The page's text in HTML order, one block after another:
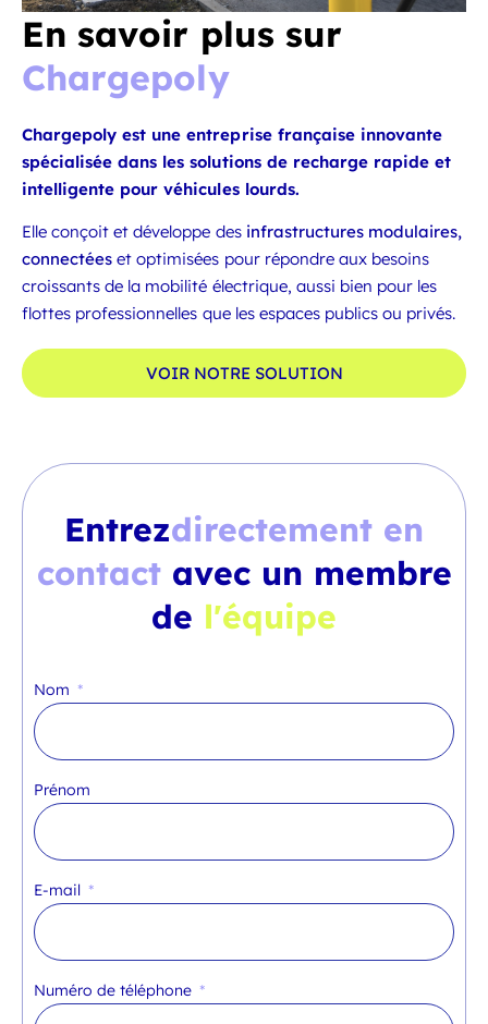
En savoir plus sur
Chargepoly
Chargepoly est une entreprise française innovante
spécialisée dans les solutions de recharge rapide et
intelligente pour véhicules lourds.
Elle conçoit et développe des infrastructures modulaires,
connectées et optimisées pour répondre aux besoins
croissants de la mobilité électrique, aussi bien pour les
flottes professionnelles que les espaces publics ou privés.
VOIR NOTRE SOLUTION
Entrezdirectement en
contact avec un membre
de l'équipe
Nom
Prénom
E-mail
Numéro de téléphone